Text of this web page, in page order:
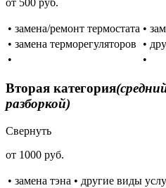
• замена/ремонт термостата •
• замена терморегуляторов
•
•
•
Вторая категория
разборкой)
Свернуть
от 1000 руб.
• замена тэна • другие виды